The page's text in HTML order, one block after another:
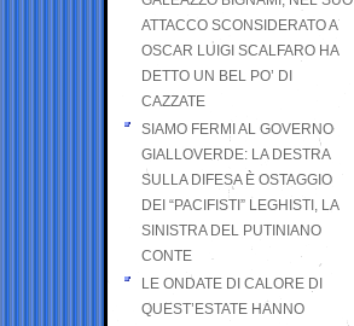
ATTACCO SCONSIDERATO A
OSCAR LUIGI SCALFARO HA
DETTO UN BEL PO’ DI
CAZZATE
SIAMO FERMI AL GOVERNO
GIALLOVERDE: LA DESTRA
SULLA DIFESA È OSTAGGIO
DEI “PACIFISTI” LEGHISTI, LA
SINISTRA DEL PUTINIANO
CONTE
LE ONDATE DI CALORE DI
QUEST’ESTATE HANNO